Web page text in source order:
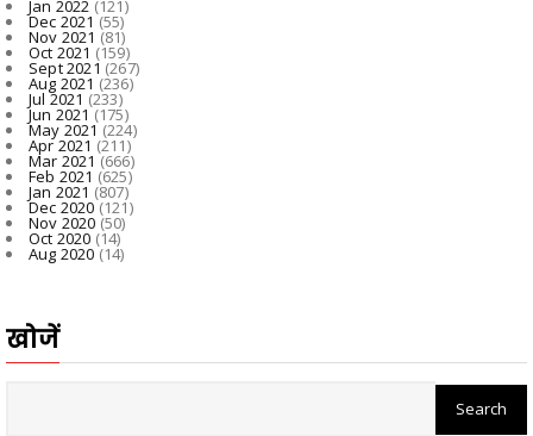
Jan 2022 (121)
Dec 2021 (55)
Nov 2021 (81)
Oct 2021 (159)
Sept 2021 (267)
Aug 2021 (236)
Jul 2021 (233)
Jun 2021(175)
May 2021(224)
Apr 2021 (211)
Mar 2021 (666)
Feb 2021 (625)
Jan 2021 (807)
Dec 2020(121)
Nov 2020 (50)
Oct 2020 (14)
Aug 2020(14)
खोजें